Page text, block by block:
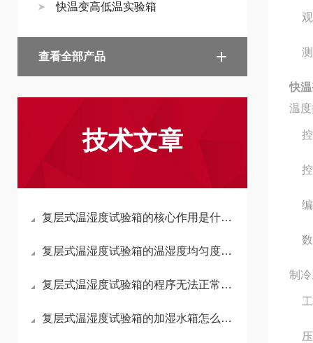
快温变高低温实验箱
查看全部产品
技术文章
复层式温湿度试验箱的核心作用是什么？
复层式温湿度试验箱的温湿度均匀度超标，怎么排查解决？
复层式温湿度试验箱的程序无法正常运行，如何解决？
复层式温湿度试验箱的加湿水箱怎么加水？
快
温
制